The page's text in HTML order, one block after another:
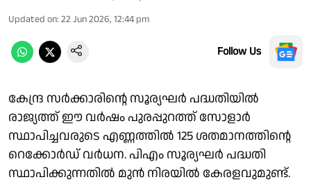
Updated on: 22 Jun 2026, 12:44 pm
Follow Us
കേന്ദ്ര സര്‍ക്കാരിന്റെ സൂര്യഘര്‍ പദ്ധതിയില്‍
രാജ്യത്ത് ഈ വര്‍ഷം പുരപ്പുറത്ത് സോളാര്‍
സ്ഥാപിച്ചവരുടെ എണ്ണത്തില്‍ 125 ശതമാനത്തിന്റെ
റെക്കോര്‍ഡ് വര്‍ധന. പിഎം സൂര്യഘര്‍ പദ്ധതി
സ്ഥാപിക്കുന്നതില്‍ മുന്‍ നിരയില്‍ കേരളവുമുണ്ട്.